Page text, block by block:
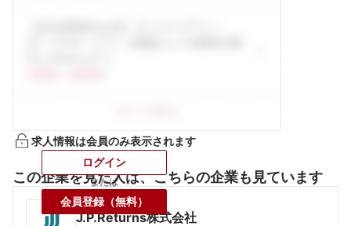
求人情報は会員のみ表示されます
ログイン
または
会員登録（無料）
この企業を見た人は、こちらの企業も見ています
J.P.Returns株式会社